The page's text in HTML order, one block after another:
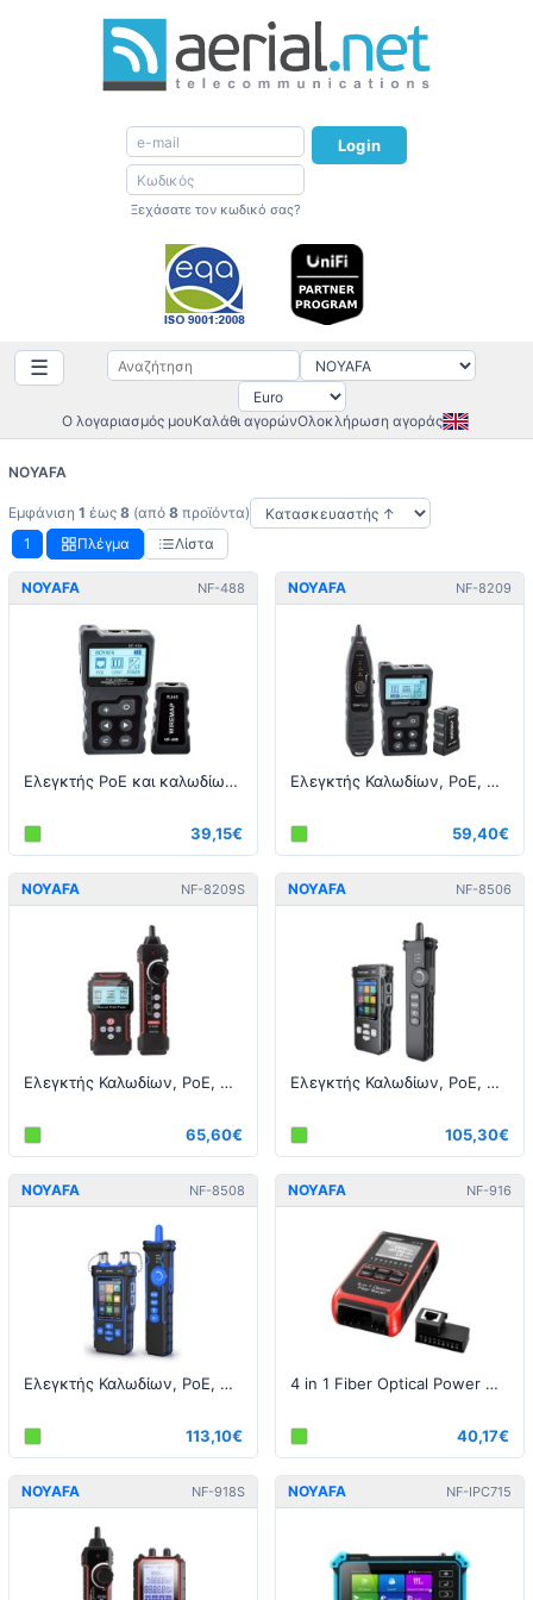
Login
Ξεχάσατε τον κωδικό σας?
☰
Ο λογαριασμός μουΚαλάθι αγορώνΟλοκλήρωση αγοράς
NOYAFA
Εμφάνιση 1 έως 8 (από 8 προϊόντα)
1
Πλέγμα Λίστα
NOYAFA NF-488
Ελεγκτής PoE και καλωδίων - RJ45
39,15€
NOYAFA NF-8209
Ελεγκτής Καλωδίων, PoE, Μήκους και Κατανάλωσης - RJ45
59,40€
NOYAFA NF-8209S
Ελεγκτής Καλωδίων, PoE, Μήκους και Κατανάλωσης - RJ45
65,60€
NOYAFA NF-8506
Ελεγκτής Καλωδίων, PoE, Μήκους και Κατανάλωσης - RJ45
105,30€
NOYAFA NF-8508
Ελεγκτής Καλωδίων, PoE, Μήκους και Κατανάλωσης - RJ45 / Οπτική Ινα
113,10€
NOYAFA NF-916
4 in 1 Fiber Optical Power Meter Visual Fault Locator
40,17€
NOYAFA NF-918S NOYAFA NF-IPC715